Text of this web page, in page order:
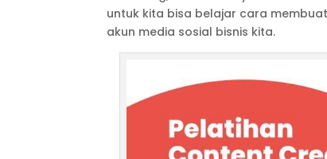
untuk kita bisa belajar cara
akun media sosial bisnis kita.